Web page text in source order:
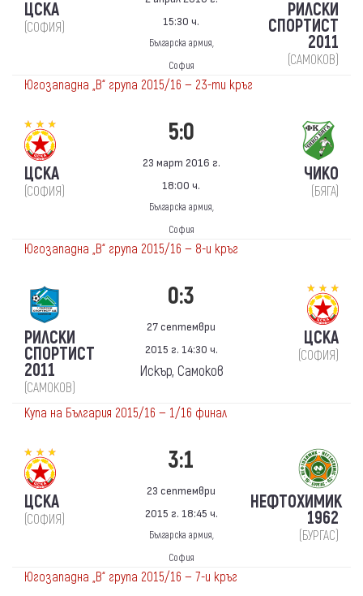
ЦСКА
(СОФИЯ)
15:30 ч.
Българска армия,
София
РИЛСКИ
СПОРТИСТ
2011
(САМОКОВ)
Югозападна „В“ група 2015/16 — 23-ти кръг
ЦСКА
(СОФИЯ)
5:0
23 март 2016 г.
18:00 ч.
Българска армия,
София
ЧИКО
(БЯГА)
Югозападна „В“ група 2015/16 — 8-и кръг
РИЛСКИ
СПОРТИСТ
2011
(САМОКОВ)
0:3
27 септември
2015 г. 14:30 ч.
Искър, Самоков
ЦСКА
(СОФИЯ)
Купа на България 2015/16 — 1/16 финал
ЦСКА
(СОФИЯ)
3:1
23 септември
2015 г. 18:45 ч.
Българска армия,
София
НЕФТОХИМИК
1962
(БУРГАС)
Югозападна „В“ група 2015/16 — 7-и кръг